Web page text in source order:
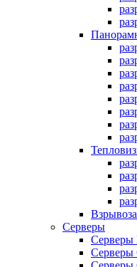
Серверы
Серверы
Серверы